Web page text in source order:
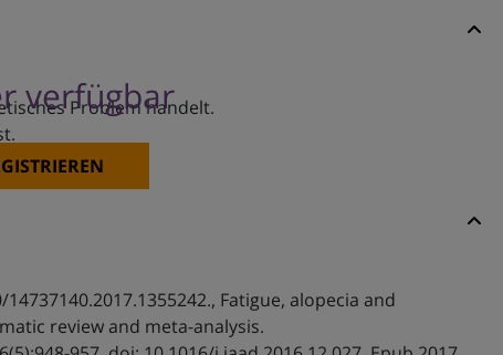
verfügbar
Problem handelt.
14737140.2017.1355242., Fatigue, alopecia and
review and meta-analysis.